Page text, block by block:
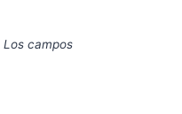
Los campos